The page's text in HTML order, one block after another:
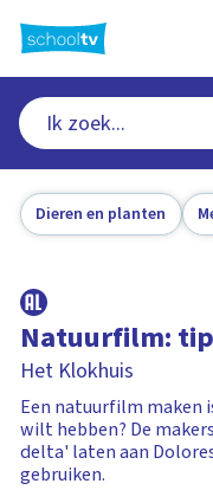
naar
hoofdinhoud
Dieren en planten
Natuurfilm:
Het Klokhuis
Een natuurfilm maken
wilt hebben? De
delta' laten aan
gebruiken.